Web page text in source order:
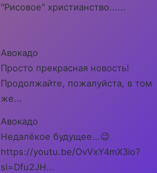
"Рисовое" христианство......
Авокадо
Просто прекрасная новость!
Продолжайте, пожалуйста, в том
же...
Авокадо
Недалёкое будущее...😉
https://youtu.be/OvVxY4mX3io?
si=Dfu2JH...